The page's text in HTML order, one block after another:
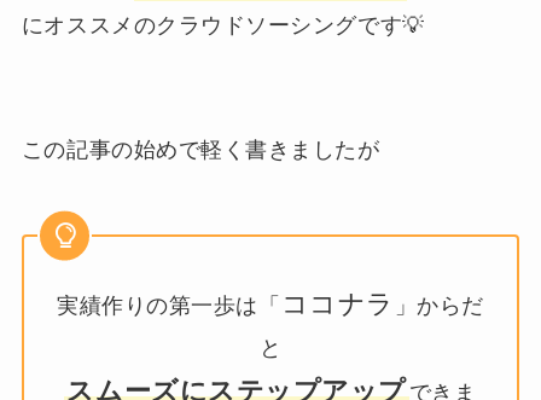
にオススメのクラウドソーシングです💡
この記事の始めで軽く書きましたが
実績作りの第一歩は「 ココナラ 」からだ
と
スムーズにステップアップできま